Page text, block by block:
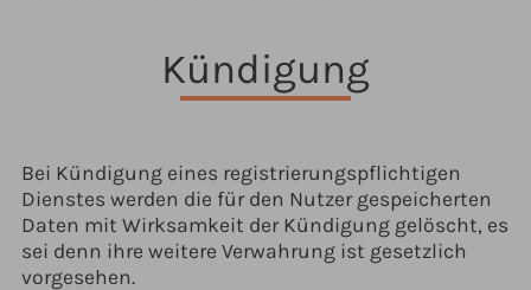
Kündigung
Bei Kündigung eines registrierungspflichtigen
Dienstes werden die für den Nutzer gespeicherten
Daten mit Wirksamkeit der Kündigung gelöscht, es
sei denn ihre weitere Verwahrung ist gesetzlich
vorgesehen.